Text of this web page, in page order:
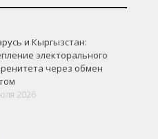
и Кыргызстан:
электорального
через обмен
2026